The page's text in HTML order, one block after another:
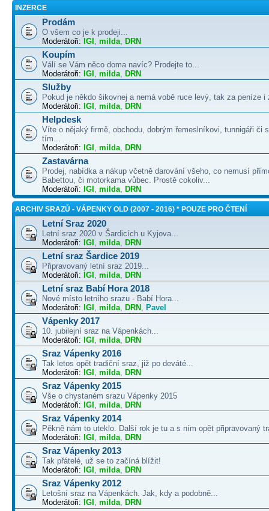
INZERCE
Prodám
O všem co je k prodeji...
Moderátoři: IGI , milda, DRN
Koupím
Válí se Vám něco doma navíc? Prodejte to...
Moderátoři: IGI , milda, DRN
Služby
Pokud je někdo šikovnej a nemá vobě ruce levý, tak za peníze i
Moderátoři: IGI , milda, DRN
Helpdesk
Víte o nějaký firmě, obchodu, dobrým řemeslníkovi, tunnigáři či
tím...
Moderátoři: IGI , milda, DRN
Zastavárna
Prodej, nabídka a nákup včetně darování všeho, co nemusí
Babettou, či motorkama vůbec. Prostě cokoliv...
Moderátoři: IGI , milda, DRN
ARCHIV SRAZŮ - VÁPENKY OLD (2007 - 2016) * POUZE PRO ČTENÍ
Letní Sraz 2020
Letní sraz 2020 v Šardicích u Kyjova...
Moderátoři: IGI , milda, DRN
Letní sraz Šardice 2019
Připravovaný letní sraz 2019...
Moderátoři: IGI , milda, DRN
Letní sraz Babí Hora 2018
Nové místo letního srazu - Babí Hora...
Moderátoři: IGI , milda, DRN , Pavel
Vápenky 2017
10. jubilejní sraz na Vápenkách...
Moderátoři: IGI , milda, DRN
Sraz Vápenky 2016
Tak letos opět tradiční sraz, již po deváté...
Moderátoři: IGI , milda, DRN
Sraz Vápenky 2015
Vše o chystaném srazu Vápenky 2015
Moderátoři: IGI , milda, DRN
Sraz Vápenky 2014
Pěkně nám to uteklo. Další rok je tu a s ním opět připravovaný
Moderátoři: IGI , milda, DRN
Sraz Vápenky 2013
Tak přátelé, už se to začíná blížit!
Moderátoři: IGI , milda, DRN
Sraz Vápenky 2012
Letošní sraz na Vápenkách. Jak, kdy a podobně...
Moderátoři: IGI , milda, DRN